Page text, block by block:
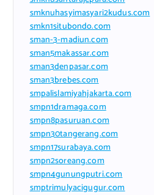
smknuhasyimasyari2kudus.com
smkn1situbondo.com
sman-3-madiun.com
sman5makassar.com
sman3denpasar.com
sman3brebes.com
smpalislamiyahjakarta.com
smpn1dramaga.com
smpn8pasuruan.com
smpn30tangerang.com
smpn17surabaya.com
smpn2soreang.com
smpn4gunungputri.com
smptrimulyacigugur.com